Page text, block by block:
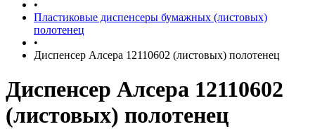
•
Пластиковые диспенсеры бумажных (листовых)
полотенец
•
Диспенсер Алсера 12110602 (листовых) полотенец
Диспенсер Алсера 12110602
(листовых) полотенец